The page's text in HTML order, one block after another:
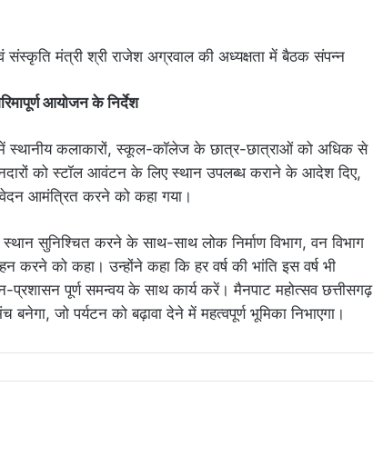
आयोजन के निर्देश
में स्थानीय कलाकारों, स्कूल-कॉलेज के छात्र-छात्राओं को अधिक से
को स्टॉल आवंटन के लिए स्थान उपलब्ध कराने के आदेश दिए,
आमंत्रित करने को कहा गया।
सुनिश्चित करने के साथ-साथ लोक निर्माण विभाग, वन विभाग
करने को कहा। उन्होंने कहा कि हर वर्ष की भांति इस वर्ष भी
पूर्ण समन्वय के साथ कार्य करें। मैनपाट महोत्सव छत्तीसगढ़
जो पर्यटन को बढ़ावा देने में महत्वपूर्ण भूमिका निभाएगा।